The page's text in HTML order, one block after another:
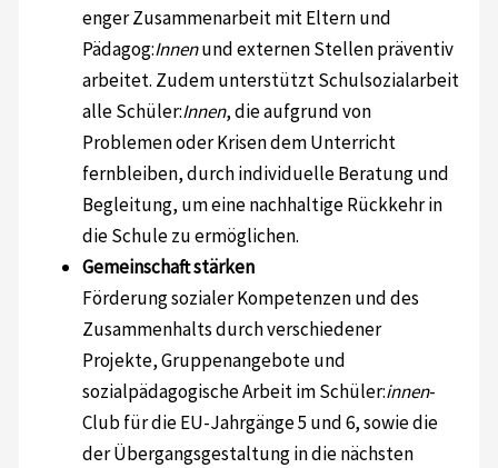
enger Zusammenarbeit mit Eltern und
Pädagog:Innenund externen Stellen präventiv
arbeitet. Zudem unterstützt Schulsozialarbeit
alle Schüler:Innen, die aufgrund von
Problemen oder Krisen dem Unterricht
fernbleiben, durch individuelle Beratung und
Begleitung, um eine nachhaltige Rückkehr in
die Schule zu ermöglichen.
Gemeinschaft stärken
Förderung sozialer Kompetenzen und des
Zusammenhalts durch verschiedener
Projekte, Gruppenangebote und
sozialpädagogische Arbeit im Schüler:innen-
Club für die EU-Jahrgänge 5 und 6, sowie die
der Übergangsgestaltung in die nächsten